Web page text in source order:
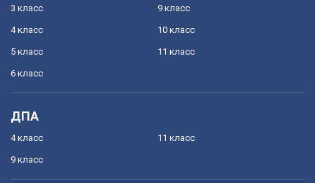
3 класс
4 класс
5 класс
6 класс
9 класс
10 класс
11 класс
ДПА
4 класс
9 класс
11 класс